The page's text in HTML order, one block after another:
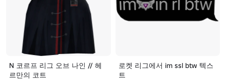
N 코르프 리그 오브 나인 // 헤
르만의 코트
로켓 리그에서 im ssl btw 텍스
트